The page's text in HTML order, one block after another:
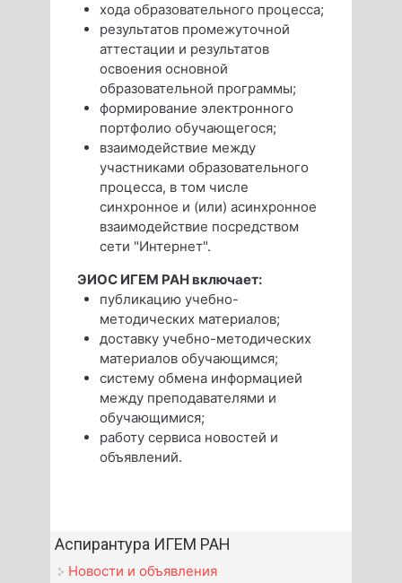
хода образовательного процесса;
результатов промежуточной
аттестации и результатов
освоения основной
образовательной программы;
формирование электронного
портфолио обучающегося;
взаимодействие между
участниками образовательного
процесса, в том числе
синхронное и (или) асинхронное
взаимодействие посредством
сети "Интернет".
ЭИОС ИГЕМ РАН включает:
публикацию учебно-
методических материалов;
доставку учебно-методических
материалов обучающимся;
систему обмена информацией
между преподавателями и
обучающимися;
работу сервиса новостей и
объявлений.
Аспирантура ИГЕМ РАН
Новости и объявления